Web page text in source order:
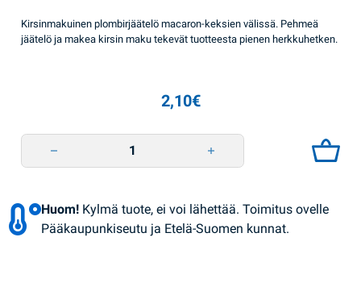
Kirsinmakuinen plombirjäätelö macaron-keksien välissä. Pehmeä
jäätelö ja makea kirsin maku tekevät tuotteesta pienen herkkuhetken.
2,10€
Huom! Kylmä tuote, ei voi lähettää. Toimitus ovelle
Pääkaupunkiseutu ja Etelä-Suomen kunnat.